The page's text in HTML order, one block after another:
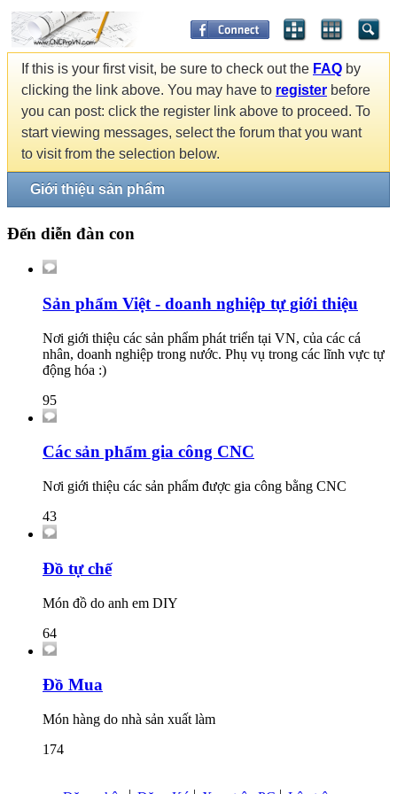
If this is your first visit, be sure to check out the FAQ by
clicking the link above. You may have to register before
you can post: click the register link above to proceed. To
start viewing messages, select the forum that you want
to visit from the selection below.
Giới thiệu sản phẩm
Đến diễn đàn con
Sản phẩm Việt - doanh nghiệp tự giới thiệu
Nơi giới thiệu các sản phẩm phát triển tại VN, của các cá
nhân, doanh nghiệp trong nước. Phụ vụ trong các lĩnh vực tự
động hóa :)
95
Các sản phẩm gia công CNC
Nơi giới thiệu các sản phẩm được gia công bằng CNC
43
Đồ tự chế
Món đồ do anh em DIY
64
Đồ Mua
Món hàng do nhà sản xuất làm
174